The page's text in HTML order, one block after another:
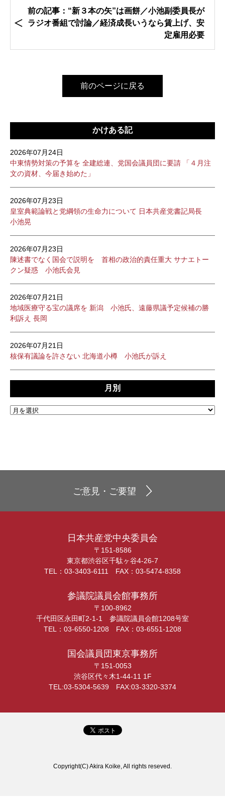
前の記事：“新３本の矢”は画餅／小池副委員長が
ラジオ番組で討論／経済成長いうなら賃上げ、安
定雇用必要
前のページに戻る
かけある記
2026年07月24日
中東情勢対策の予算を 全建総連、党国会議員団に要請 「４月注
文の資材、今届き始めた」
2026年07月23日
皇室典範論戦と党綱領の生命力について 日本共産党書記局長
小池晃
2026年07月23日
陳述書でなく国会で説明を 首相の政治的責任重大 サナエトー
クン疑惑 小池氏会見
2026年07月21日
地域医療守る宝の議席を 新潟 小池氏、遠藤県議予定候補の勝
利訴え 長岡
2026年07月21日
核保有議論を許さない 北海道小樽 小池氏が訴え
月別
ご意見・ご要望
日本共産党中央委員会
〒151-8586
東京都渋谷区千駄ヶ谷4-26-7
TEL：03-3403-6111 FAX：03-5474-8358
参議院議員会館事務所
〒100-8962
千代田区永田町2-1-1 参議院議員会館1208号室
TEL：03-6550-1208 FAX：03-6551-1208
国会議員団東京事務所
〒151-0053
渋谷区代々木1-44-11 1F
TEL:03-5304-5639 FAX:03-3320-3374
Copyright(C) Akira Koike, All rights reseved.